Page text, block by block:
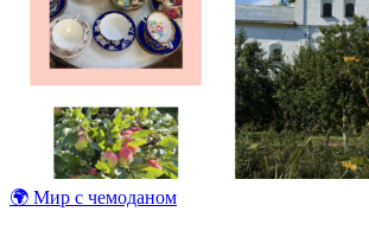
🌍 Мир с чемоданом